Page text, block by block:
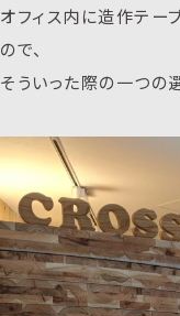
オフィス内に造作テー
ので、
そういった際の一つの